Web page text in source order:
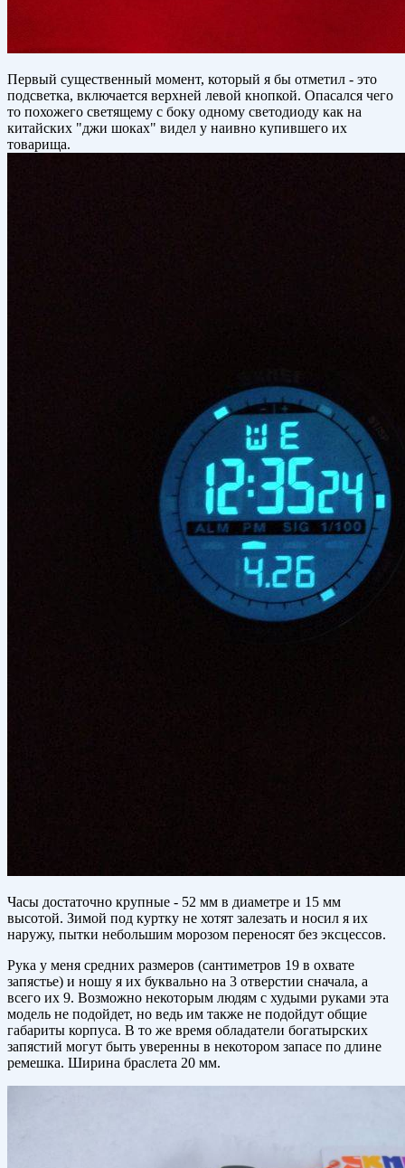
Первый существенный момент, который я бы отметил - это
подсветка, включается верхней левой кнопкой. Опасался чего
то похожего светящему с боку одному светодиоду как на
китайских "джи шоках" видел у наивно купившего их
товарища.
Часы достаточно крупные - 52 мм в диаметре и 15 мм
высотой. Зимой под куртку не хотят залезать и носил я их
наружу, пытки небольшим морозом переносят без эксцессов.
Рука у меня средних размеров (сантиметров 19 в охвате
запястье) и ношу я их буквально на 3 отверстии сначала, а
всего их 9. Возможно некоторым людям с худыми руками эта
модель не подойдет, но ведь им также не подойдут общие
габариты корпуса. В то же время обладатели богатырских
запястий могут быть уверенны в некотором запасе по длине
ремешка. Ширина браслета 20 мм.